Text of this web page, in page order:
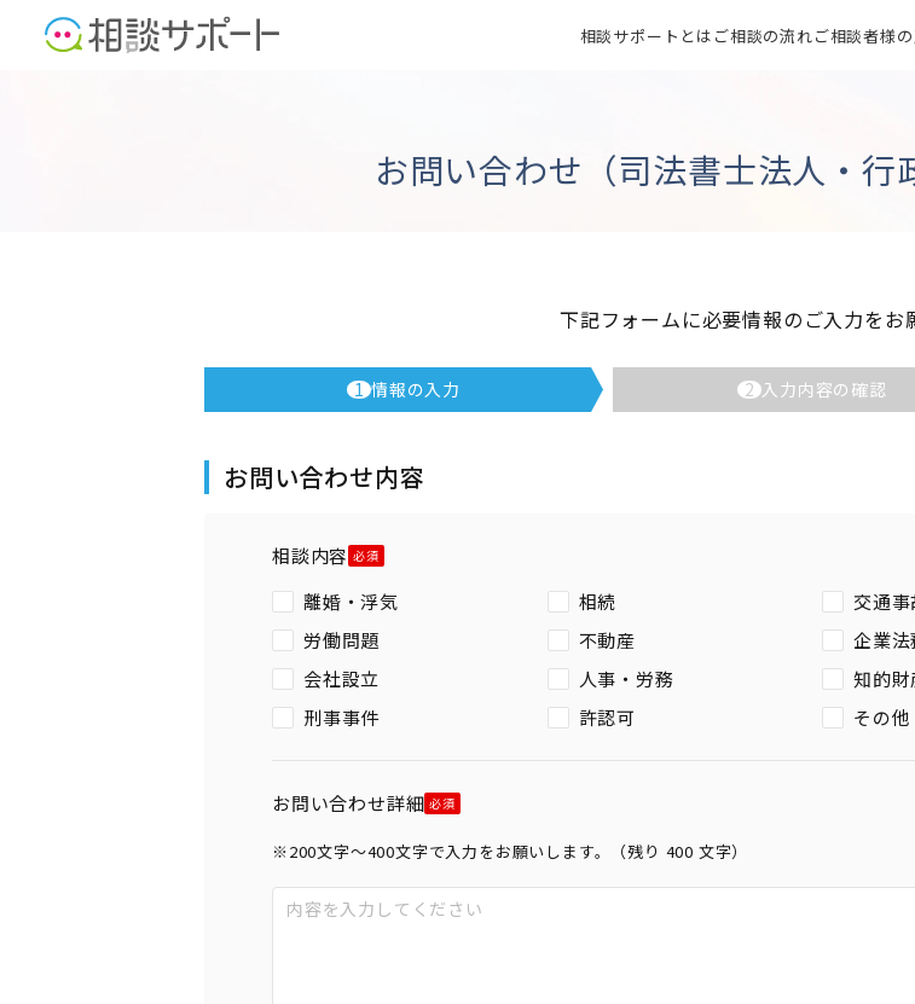
相談サポートとは ご相談の流れご相談者様
お問い合わせ（司法書士法人・行
下記フォームに必要情報のご入力をお
1 情報の入力 2 入力内容の確認
お問い合わせ内容
相談内容
離婚・浮気
相続 交通事
労働問題
不動産 企業法
会社設立
人事・労務 知的財
刑事事件
許認可 その他
お問い合わせ詳細
※200文字〜400文字で入力をお願いします。（残り 400 文字）